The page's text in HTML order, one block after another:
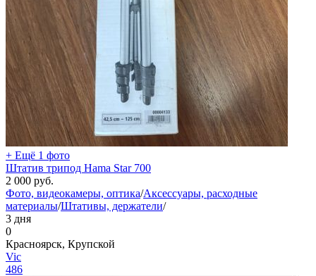
+ Ещё 1 фото
Штатив трипод Hama Star 700
2 000 руб.
Фото, видеокамеры, оптика/Аксессуары, расходные
материалы/Штативы, держатели/
3 дня
0
Красноярск, Крупской
Vic
486